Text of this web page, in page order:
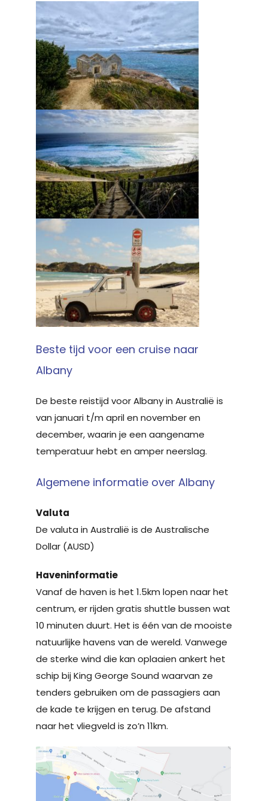
Beste tijd voor een cruise naar
Albany
De beste reistijd voor Albany in Australië is
van januari t/m april en november en
december, waarin je een aangename
temperatuur hebt en amper neerslag.
Algemene informatie over Albany
Valuta
De valuta in Australië is de Australische
Dollar (AUSD)
Haveninformatie
Vanaf de haven is het 1.5km lopen naar het
centrum, er rijden gratis shuttle bussen wat
10 minuten duurt. Het is één van de mooiste
natuurlijke havens van de wereld. Vanwege
de sterke wind die kan oplaaien ankert het
schip bij King George Sound waarvan ze
tenders gebruiken om de passagiers aan
de kade te krijgen en terug. De afstand
naar het vliegveld is zo’n 11km.